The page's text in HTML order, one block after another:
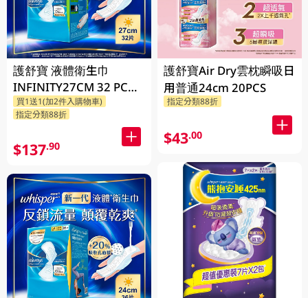
護舒寶 液體衛生巾
INFINITY27CM 32 PC
(包裝隨機發放)
買1送1(加2件入購物車)
指定分類88折
$137.90
護舒寶Air Dry雲枕瞬吸日
用普通24cm 20PCS
指定分類88折
$43.00